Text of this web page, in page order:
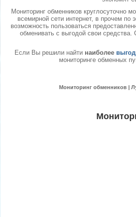
Мониторинг обменников круглосуточно
всемирной сети интернет, в прочем
возможность пользоваться
обменивать с выгодой свои
Если Вы решили найти наиболее
мониторинге обменных
Мониторинг обменников |